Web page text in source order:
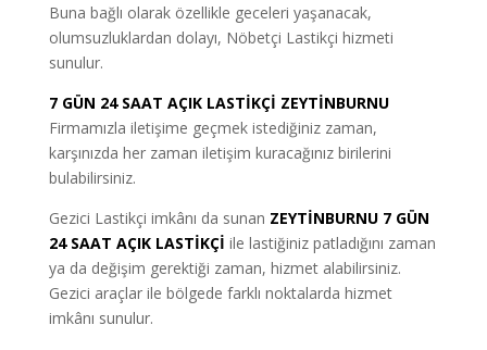
Buna bağlı olarak özellikle geceleri yaşanacak,
olumsuzluklardan dolayı, Nöbetçi Lastikçi hizmeti
sunulur.
7 GÜN 24 SAAT AÇIK LASTİKÇİ ZEYTİNBURNU
Firmamızla iletişime geçmek istediğiniz zaman,
karşınızda her zaman iletişim kuracağınız birilerini
bulabilirsiniz.
Gezici Lastikçi imkânı da sunan ZEYTİNBURNU 7 GÜN
24 SAAT AÇIK LASTİKÇİ ile lastiğiniz patladığını zaman
ya da değişim gerektiği zaman, hizmet alabilirsiniz.
Gezici araçlar ile bölgede farklı noktalarda hizmet
imkânı sunulur.